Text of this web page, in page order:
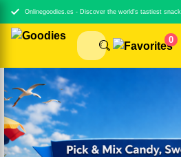
Onlinegoodies.es - Discover the world's tastiest
0